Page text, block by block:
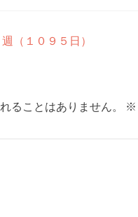
（１０９５日）
ることはありません。 ※